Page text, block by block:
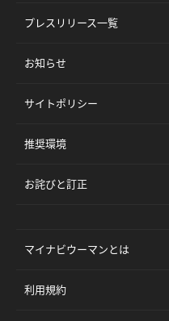
プレスリリース一覧
お知らせ
サイトポリシー
推奨環境
お詫びと訂正
マイナビウーマンとは
利用規約